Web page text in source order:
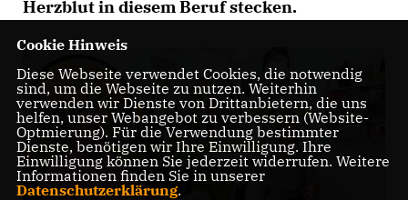
Herzblut in diesem Beruf stecken.
Cookie Hinweis
Diese Webseite verwendet Cookies, die notwendig
sind, um die Webseite zu nutzen. Weiterhin
verwenden wir Dienste von Drittanbietern, die uns
helfen, unser Webangebot zu verbessern (Website-
Optmierung). Für die Verwendung bestimmter
Dienste, benötigen wir Ihre Einwilligung. Ihre
Einwilligung können Sie jederzeit widerrufen. Weitere
Informationen finden Sie in unserer
Datenschutzerklärung.